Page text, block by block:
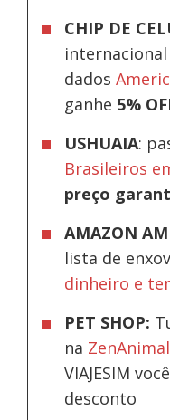
CHIP DE
dados
ganhe 5%
USHUAIA:
Brasileiros
preço
AMAZON
lista de
dinheiro e
PET SHOP:
na ZenAnimal
VIAJESIM
desconto